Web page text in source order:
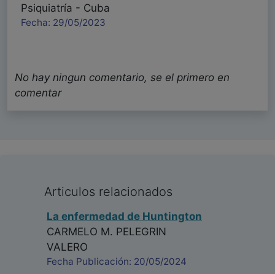
Psiquiatría - Cuba
Fecha: 29/05/2023
No hay ningun comentario, se el primero en
comentar
Articulos relacionados
La enfermedad de Huntington
CARMELO M. PELEGRIN
VALERO
Fecha Publicación: 20/05/2024